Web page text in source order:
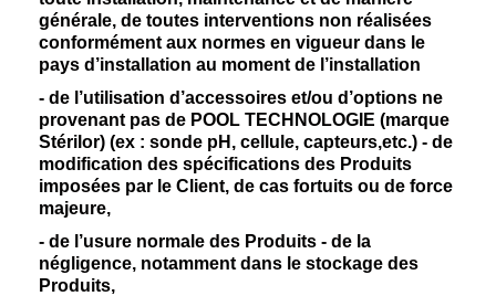
générale, de toutes interventions non réalisées
conformément aux normes en vigueur dans le
pays d’installation au moment de l’installation
- de l’utilisation d’accessoires et/ou d’options ne
provenant pas de POOL TECHNOLOGIE (marque
Stérilor) (ex : sonde pH, cellule, capteurs,etc.) - de
modification des spécifications des Produits
imposées par le Client, de cas fortuits ou de force
majeure,
- de l’usure normale des Produits - de la
négligence, notamment dans le stockage des
Produits,